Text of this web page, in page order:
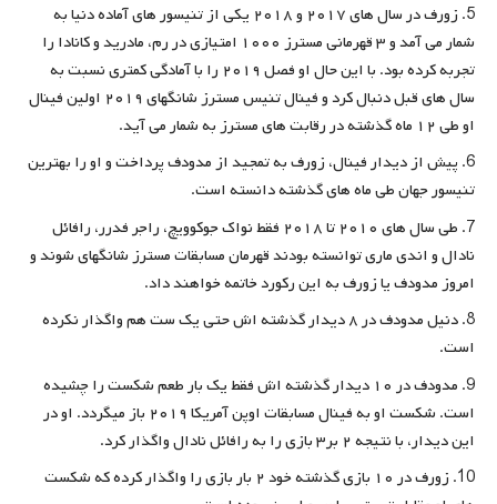
زورف در سال های ۲۰۱۷ و ۲۰۱۸ یکی از تنیسور های آماده دنیا به
شمار می آمد و ۳ قهرمانی مسترز ۱۰۰۰ امتیازی در رم، مادرید و کانادا را
تجربه کرده بود. با این حال او فصل ۲۰۱۹ را با آمادگی کمتری نسبت به
سال های قبل دنبال کرد و فینال تنیس مسترز شانگهای ۲۰۱۹ اولین فینال
او طی ۱۲ ماه گذشته در رقابت های مسترز به شمار می آید.
پیش از دیدار فینال، زورف به تمجید از مدودف پرداخت و او را بهترین
تنیسور جهان طی ماه های گذشته دانسته است.
طی سال های ۲۰۱۰ تا ۲۰۱۸ فقط نواک جوکوویچ، راجر فدرر، رافائل
نادال و اندی ماری توانسته بودند قهرمان مسابقات مسترز شانگهای شوند و
امروز مدودف یا زورف به این رکورد خاتمه خواهند داد.
دنیل مدودف در ۸ دیدار گذشته اش حتی یک ست هم واگذار نکرده
است.
مدودف در ۱۰ دیدار گذشته اش فقط یک بار طعم شکست را چشیده
است. شکست او به فینال مسابقات اوپن آمریکا ۲۰۱۹ باز میگردد. او در
این دیدار، با نتیجه ۲ بر۳ بازی را به رافائل نادال واگذار کرد.
زورف در ۱۰ بازی گذشته خود ۲ بار بازی را واگذار کرده که شکست